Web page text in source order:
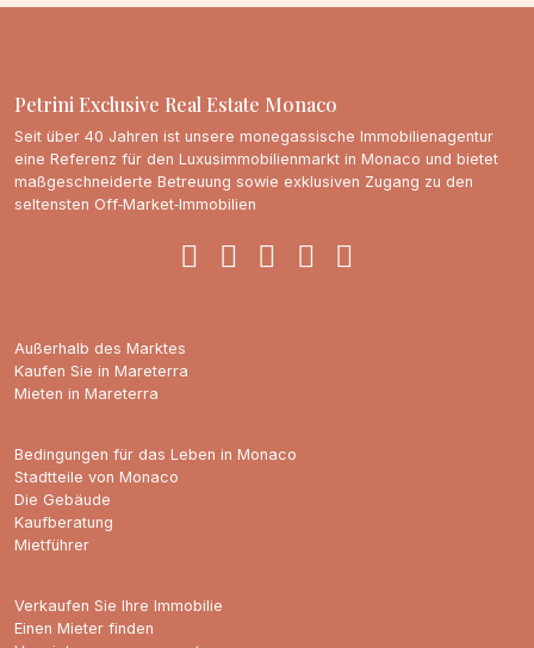
Petrini Exclusive Real Estate Monaco
Seit über 40 Jahren ist unsere monegassische Immobilienagentur
eine Referenz für den Luxusimmobilienmarkt in Monaco und bietet
maßgeschneiderte Betreuung sowie exklusiven Zugang zu den
seltensten Off‑Market‑Immobilien
Außerhalb des Marktes
Kaufen Sie in Mareterra
Mieten in Mareterra
Bedingungen für das Leben in Monaco
Stadtteile von Monaco
Die Gebäude
Kaufberatung
Mietführer
Verkaufen Sie Ihre Immobilie
Einen Mieter finden